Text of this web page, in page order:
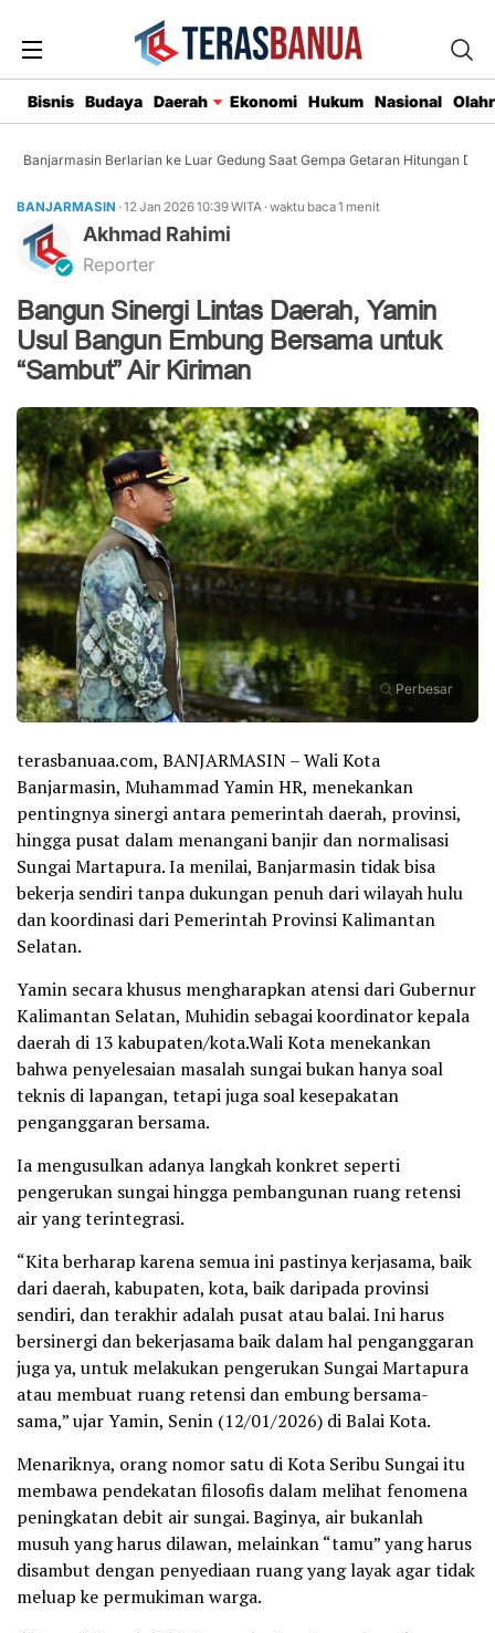
Bisnis Budaya Daerah Ekonomi Hukum Nasional
Banjarmasin Berlarian ke Luar Gedung Saat Gempa Getaran Hitungan Detik
BANJARMASIN · 12 Jan 202610:39WITA ·waktu baca 1 menit
Akhmad Rahimi
Reporter
Bangun Sinergi Lintas Daerah, Yamin
Usul Bangun Embung Bersama untuk
“Sambut” Air Kiriman
Perbesar
terasbanuaa.com, BANJARMASIN – Wali Kota
Banjarmasin, Muhammad Yamin HR, menekankan
pentingnya sinergi antara pemerintah daerah, provinsi,
hingga pusat dalam menangani banjir dan normalisasi
Sungai Martapura. Ia menilai, Banjarmasin tidak bisa
bekerja sendiri tanpa dukungan penuh dari wilayah hulu
dan koordinasi dari Pemerintah Provinsi Kalimantan
Selatan.
Yamin secara khusus mengharapkan atensi dari Gubernur
Kalimantan Selatan, Muhidin sebagai koordinator kepala
daerah di 13 kabupaten/kota.​Wali Kota menekankan
bahwa penyelesaian masalah sungai bukan hanya soal
teknis di lapangan, tetapi juga soal kesepakatan
penganggaran bersama.
Ia mengusulkan adanya langkah konkret seperti
pengerukan sungai hingga pembangunan ruang retensi
air yang terintegrasi.
“Kita berharap karena semua ini pastinya kerjasama, baik
dari daerah, kabupaten, kota, baik daripada provinsi
sendiri, dan terakhir adalah pusat atau balai. Ini harus
bersinergi dan bekerjasama baik dalam hal penganggaran
juga ya, untuk melakukan pengerukan Sungai Martapura
atau membuat ruang retensi dan embung bersama-
sama,” ujar Yamin, Senin (12/01/2026) di Balai Kota.
Menariknya, orang nomor satu di Kota Seribu Sungai itu
membawa pendekatan filosofis dalam melihat fenomena
peningkatan debit air sungai. Baginya, air bukanlah
musuh yang harus dilawan, melainkan “tamu” yang harus
disambut dengan penyediaan ruang yang layak agar tidak
meluap ke permukiman warga.